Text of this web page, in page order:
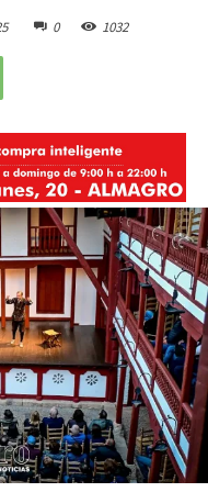
0 1032